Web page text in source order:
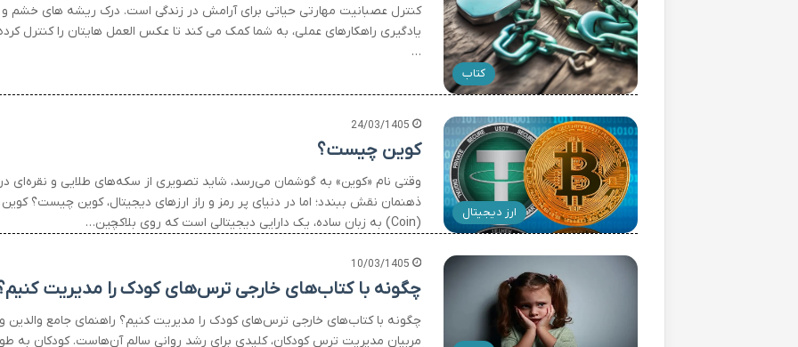
کتاب
کنترل عصبانیت مهارتی حیاتی برای آرامش در زندگی است. درک ریشه های خشم و
یادگیری راهکارهای عملی، به شما کمک می کند تا عکس العمل هایتان را کنترل
…
ارز دیجیتال
24/03/1405
کوین چیست؟
وقتی نام «کوین» به گوشمان می‌رسد، شاید تصویری از سکه‌های طلایی و نقره‌ای
ذهنمان نقش ببندد؛ اما در دنیای پر رمز و راز ارزهای دیجیتال، کوین چیست؟ کوین
(Coin) به زبان ساده، یک دارایی دیجیتالی است که روی بلاکچین…
10/03/1405
چگونه با کتاب‌های خارجی ترس‌های کودک را مدیریت
چگونه با کتاب‌های خارجی ترس‌های کودک را مدیریت کنیم؟ راهنمای جامع والدین
مربیان مدیریت ترس کودکان، کلیدی برای رشد روانی سالم آن‌هاست. کودکان به